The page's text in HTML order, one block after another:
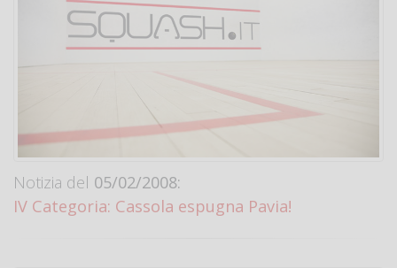
Notizia del 05/02/2008:
IV Categoria: Cassola espugna Pavia!